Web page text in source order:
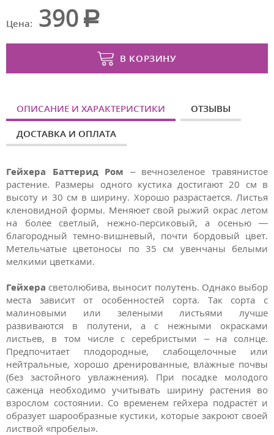
Цена: 390
В КОРЗИНУ
ОПИСАНИЕ И ХАРАКТЕРИСТИКИ ОТЗЫВЫ
ДОСТАВКА И ОПЛАТА
Гейхера Баттерид Ром – вечнозеленое травянистое
растение. Размеры одного кустика достигают 20 см в
высоту и 30 см в ширину. Хорошо разрастается. Листья
кленовидной формы. Меняюет свой рыжий окрас летом
на более светлый, нежно-персиковый, а осенью —
благородный темно-вишневый, почти бордовый цвет.
Метельчатые цветоносы по 35 см увенчаны белыми
мелкими цветками.
Гейхера светолюбива, выносит полутень. Однако выбор
места зависит от особенностей сорта. Так сорта с
малиновыми или зелеными листьями лучше
развиваются в полутени, а с нежными окрасками
листьев, в том числе с серебристыми – на солнце.
Предпочитает плодородные, слабощелочные или
нейтральные, хорошо дренированные, влажные почвы
(без застойного увлажнения). При посадке молодого
саженца необходимо учитывать ширину растения во
взрослом состоянии. Со временем гейхера подрастёт и
образует шарообразные кустики, которые закроют своей
листвой «пробелы».